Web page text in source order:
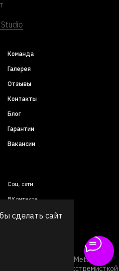
т
Команда
Галерея
Отзывы
Контакты
Блог
Гарантии
Вакансии
Соц. сети
ВКонтакте
Telegram
*Продукт компании Meta,
которая признана экстремисткой
сделать сайт